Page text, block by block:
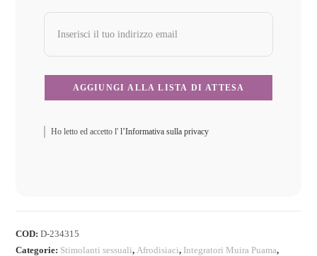
Ho letto ed accetto l' l’Informativa sulla privacy
COD:D-234315
Categorie: Stimolanti sessuali, Afrodisiaci, Integratori Muira Puama,